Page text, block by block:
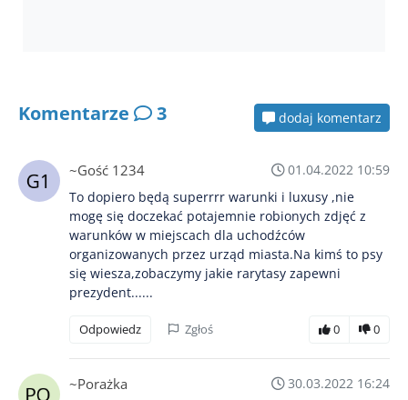
Komentarze 3 dodaj komentarz
~Gość 1234
01.04.2022 10:59
To dopiero będą superrrr warunki i luxusy ,nie
mogę się doczekać potajemnie robionych zdjęć z
warunków w miejscach dla uchodźców
organizowanych przez urząd miasta.Na kimś to psy
się wiesza,zobaczymy jakie rarytasy zapewni
prezydent......
Odpowiedz Zgłoś 0 0
~Porażka
30.03.2022 16:24